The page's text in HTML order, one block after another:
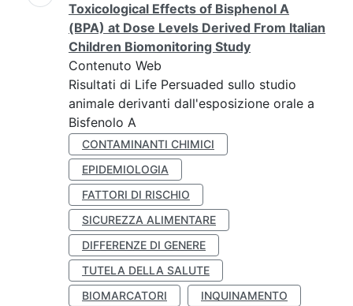
Toxicological Effects of Bisphenol A
(BPA) at Dose Levels Derived From Italian
Children Biomonitoring Study
Contenuto Web
Risultati di Life Persuaded sullo studio
animale derivanti dall'esposizione orale a
Bisfenolo A
CONTAMINANTI CHIMICI
EPIDEMIOLOGIA
FATTORI DI RISCHIO
SICUREZZA ALIMENTARE
DIFFERENZE DI GENERE
TUTELA DELLA SALUTE
BIOMARCATORI
INQUINAMENTO